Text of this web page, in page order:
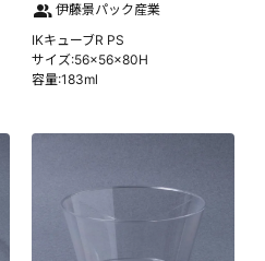
伊藤景パック産業
IKキューブR PS
サイズ:56×56×80H
容量:183ml